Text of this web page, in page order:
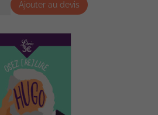
Ajouter au devis